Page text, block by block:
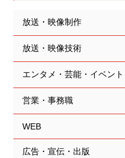
放送・映像制作
放送・映像技術
エンタメ・芸能・イベント
営業・事務職
WEB
広告・宣伝・出版